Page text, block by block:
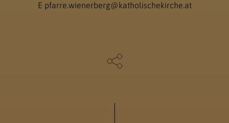
E pfarre.wienerberg@katholischekirche.at